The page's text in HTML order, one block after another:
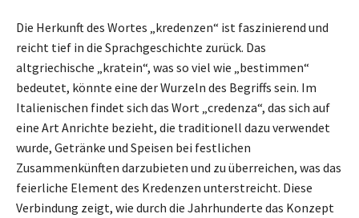
Die Herkunft des Wortes „kredenzen“ ist faszinierend und
reicht tief in die Sprachgeschichte zurück. Das
altgriechische „kratein“, was so viel wie „bestimmen“
bedeutet, könnte eine der Wurzeln des Begriffs sein. Im
Italienischen findet sich das Wort „credenza“, das sich auf
eine Art Anrichte bezieht, die traditionell dazu verwendet
wurde, Getränke und Speisen bei festlichen
Zusammenkünften darzubieten und zu überreichen, was das
feierliche Element des Kredenzen unterstreicht. Diese
Verbindung zeigt, wie durch die Jahrhunderte das Konzept